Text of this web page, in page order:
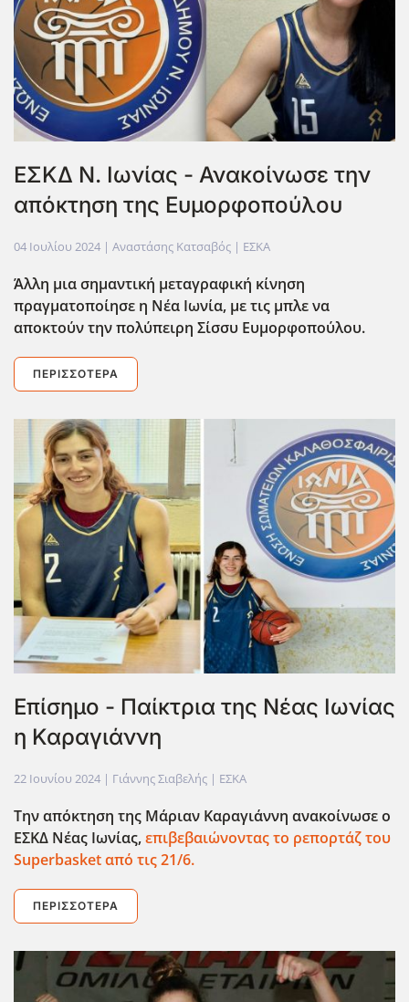
ΕΣΚΔ Ν. Ιωνίας - Ανακοίνωσε την
απόκτηση της Ευμορφοπούλου
04 Ιουλίου 2024 | Αναστάσης Κατσαβός | ΕΣΚΑ
Άλλη μια σημαντική μεταγραφική κίνηση
πραγματοποίησε η Νέα Ιωνία, με τις μπλε να
αποκτούν την πολύπειρη Σίσσυ Ευμορφοπούλου.
ΠΕΡΙΣΣΌΤΕΡΑ
Επίσημο - Παίκτρια της Νέας Ιωνίας
η Καραγιάννη
22 Ιουνίου 2024 | Γιάννης Σιαβελής | ΕΣΚΑ
Την απόκτηση της Μάριαν Καραγιάννη ανακοίνωσε ο
ΕΣΚΔ Νέας Ιωνίας,επιβεβαιώνοντας το ρεπορτάζ του
Superbasket από τις 21/6.
ΠΕΡΙΣΣΌΤΕΡΑ